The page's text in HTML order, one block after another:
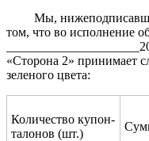
Мы,
том, что во исполнение
«Сторона 2» принимает
зеленого цвета:
Количество купон-
талонов (шт.)